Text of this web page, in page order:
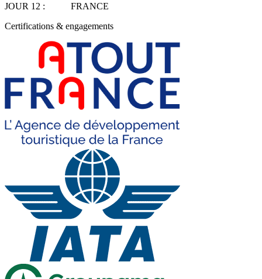
JOUR 12 : FRANCE
Certifications & engagements